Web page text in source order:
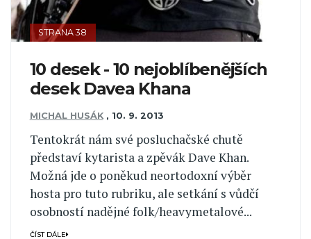
STRANA 38
10 desek - 10 nejoblíbenějších
desek Davea Khana
MICHAL HUSÁK , 10. 9. 2013
Tentokrát nám své posluchačské chutě
představí kytarista a zpěvák Dave Khan.
Možná jde o poněkud neortodoxní výběr
hosta pro tuto rubriku, ale setkání s vůdčí
osobností nadějné folk/heavymetalové...
ČÍST DÁLE